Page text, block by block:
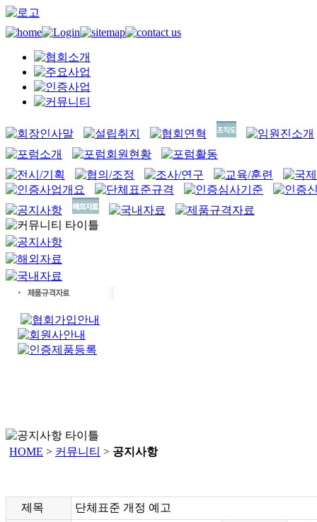
HOME > 커뮤니티 > 공지사항
제목
단체표준 개정 예고